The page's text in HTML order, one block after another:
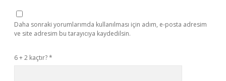
Daha sonraki yorumlarımda kullanılması için adım, e-posta adresim
ve site adresim bu tarayıcıya kaydedilsin.
6 + 2 kaçtır?*